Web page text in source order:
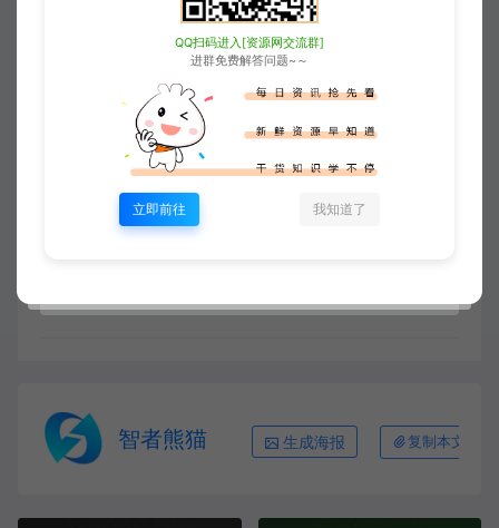
本站资源大多存储在云盘，如发现链接
失效，请联系我们我们会第一时间更新。
访问或下载本站任一内容，均代表您已
同意上述条款。
星聚源码网 WP主题
智者熊猫 生成海报 复制本文链接
QQ扫码进入[资源网交流群]
进群免费解答问题~～
立即前往 我知道了